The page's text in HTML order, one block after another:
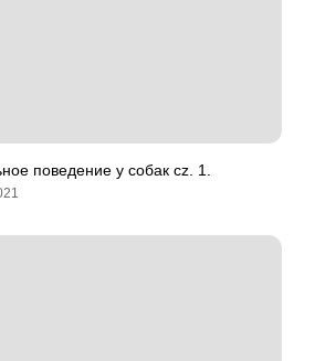
поведение у собак cz. 1.